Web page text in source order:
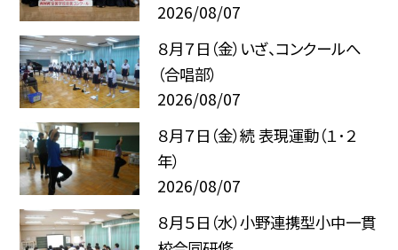
2026/08/07
８月７日（金）いざ、コンクールへ
（合唱部）
2026/08/07
８月７日（金）続 表現運動（１･２
年）
2026/08/07
８月５日（水）小野連携型小中一貫